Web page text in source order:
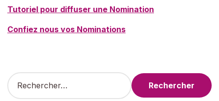
Tutoriel pour diffuser une Nomination
Confiez nous vos Nominations
R
e